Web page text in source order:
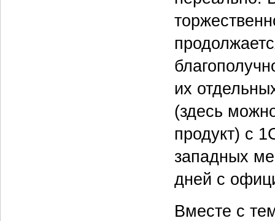
их
(здесь
продукт) с
западных
дней с
Вместе с